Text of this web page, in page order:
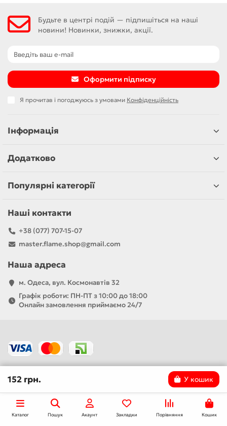
Будьте в центрі подій — підпишіться на наші
новини! Новинки, знижки, акції.
Оформити підписку
Я прочитав і погоджуюсь з умовами Конфіденційність
Інформація
Додатково
Популярні категорії
Наші контакти
+38 (077) 707-15-07
master.flame.shop@gmail.com
Наша адреса
м. Одеса, вул. Космонавтів 32
Графік роботи: ПН-ПТ з 10:00 до 18:00
Онлайн замовлення приймаємо 24/7
152 грн. У кошик
Каталог Пошук Акаунт Закладки Порівняння Кошик